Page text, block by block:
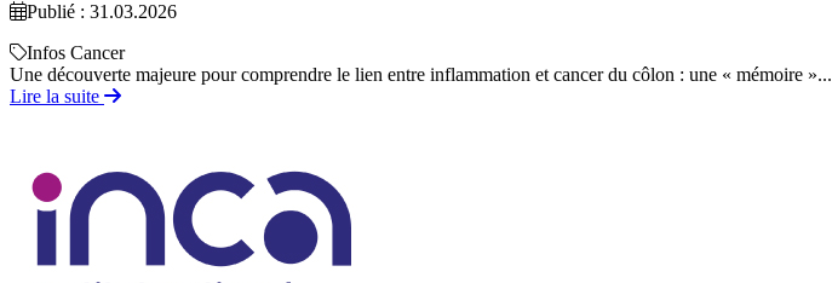
Publié : 31.03.2026
Infos Cancer
Une découverte majeure pour comprendre le lien entre inflammation et cancer du côlon : une « mémoire »...
Lire la suite